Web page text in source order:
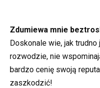
Zdumiewa mnie
Doskonale wie, jak
rozwodzie, nie
bardzo cenię swoją
zaszkodzić!